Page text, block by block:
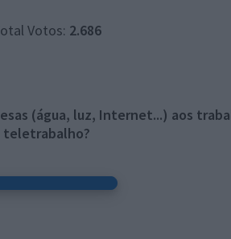
Votos: 2.686
(água, luz, Internet...) aos
teletrabalho?